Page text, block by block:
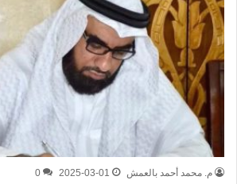
م. محمد أحمد بالعمش 2025-03-01
0